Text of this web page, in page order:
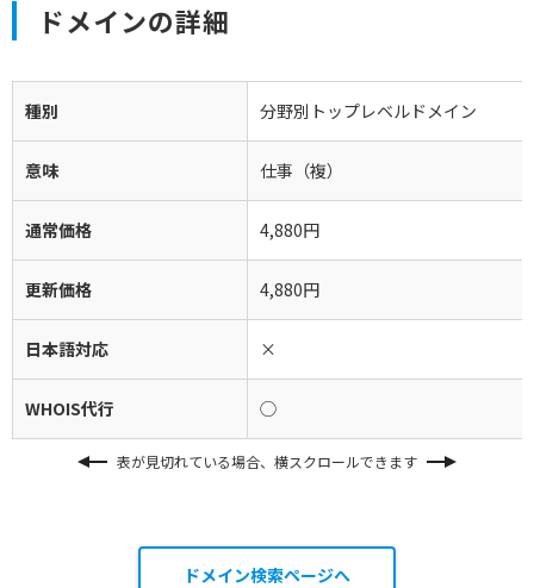
ドメインの詳細
種別 分野別トップレベルドメイン
意味 仕事（複）
通常価格 4,880円
更新価格 4,880円
日本語対応 ×
WHOIS代行 ◯
表が見切れている場合、横スクロールできます
ドメイン検索ページへ